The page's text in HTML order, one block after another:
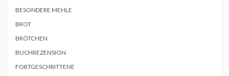
BESONDERE MEHLE
BROT
BRÖTCHEN
BUCHREZENSION
FORTGESCHRITTENE